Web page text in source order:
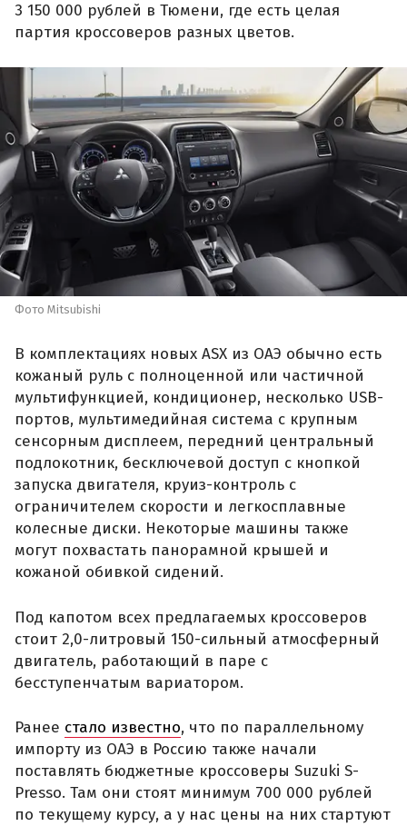
3 150 000 рублей в Тюмени, где есть целая
партия кроссоверов разных цветов.
Фото Mitsubishi
В комплектациях новых ASX из ОАЭ обычно есть
кожаный руль с полноценной или частичной
мультифункцией, кондиционер, несколько USB-
портов, мультимедийная система с крупным
сенсорным дисплеем, передний центральный
подлокотник, бесключевой доступ с кнопкой
запуска двигателя, круиз-контроль с
ограничителем скорости и легкосплавные
колесные диски. Некоторые машины также
могут похвастать панорамной крышей и
кожаной обивкой сидений.
Под капотом всех предлагаемых кроссоверов
стоит 2,0-литровый 150-сильный атмосферный
двигатель, работающий в паре с
бесступенчатым вариатором.
Ранее стало известно, что по параллельному
импорту из ОАЭ в Россию также начали
поставлять бюджетные кроссоверы Suzuki S-
Presso. Там они стоят минимум 700 000 рублей
по текущему курсу, а у нас цены на них стартуют